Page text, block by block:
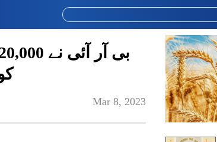
Mar 8, 2023